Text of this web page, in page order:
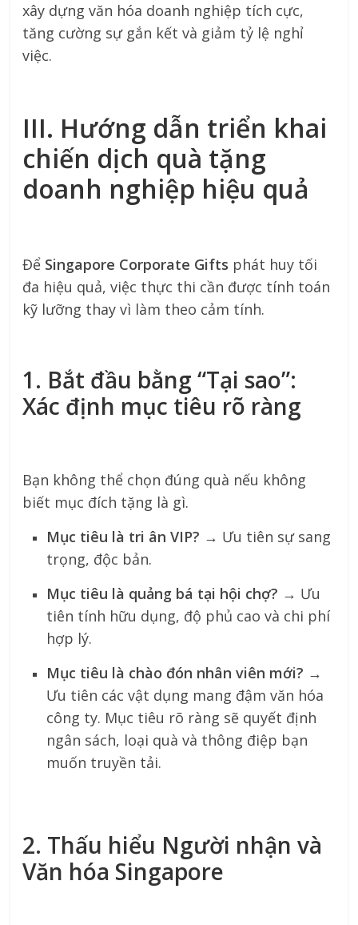
xây dựng văn hóa doanh nghiệp tích cực,
tăng cường sự gắn kết và giảm tỷ lệ nghỉ
việc.
III. Hướng dẫn triển khai
chiến dịch quà tặng
doanh nghiệp hiệu quả
Để Singapore Corporate Gifts phát huy tối
đa hiệu quả, việc thực thi cần được tính toán
kỹ lưỡng thay vì làm theo cảm tính.
1. Bắt đầu bằng “Tại sao”:
Xác định mục tiêu rõ ràng
Bạn không thể chọn đúng quà nếu không
biết mục đích tặng là gì.
Mục tiêu là tri ân VIP? → Ưu tiên sự sang
trọng, độc bản.
Mục tiêu là quảng bá tại hội chợ? → Ưu
tiên tính hữu dụng, độ phủ cao và chi phí
hợp lý.
Mục tiêu là chào đón nhân viên mới? →
Ưu tiên các vật dụng mang đậm văn hóa
công ty. Mục tiêu rõ ràng sẽ quyết định
ngân sách, loại quà và thông điệp bạn
muốn truyền tải.
2. Thấu hiểu Người nhận và
Văn hóa Singapore